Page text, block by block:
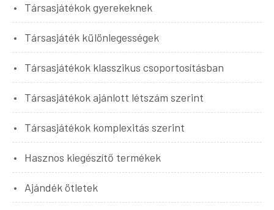
Társasjátékok gyerekeknek
Társasjáték különlegességek
Társasjátékok klasszikus csoportosításban
Társasjátékok ajánlott létszám szerint
Társasjátékok komplexitás szerint
Hasznos kiegészítő termékek
Ajándék ötletek